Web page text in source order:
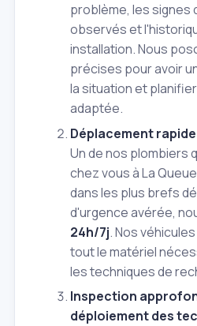
problème, les signes
observés et
installation. Nous
précises pour avoir
la situation et
adaptée.
Déplacement
Un de nos plombiers
chez vous à La
dans les plus brefs
d'urgence avérée,
24h/7j. Nos
tout le matériel
les techniques de
Inspection
déploiement des